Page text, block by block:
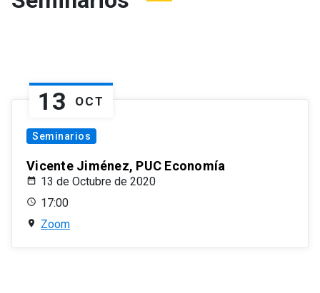
13 OCT
Seminarios
Vicente Jiménez, PUC Economía
13 de Octubre de 2020
17:00
Zoom